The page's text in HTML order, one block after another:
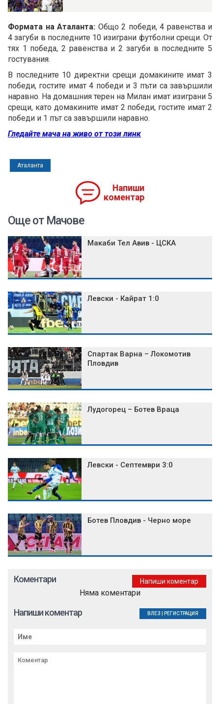
Формата на Аталанта: Общо 2 победи, 4 равенства и
4 загуби в последните 10 изиграни футболни срещи. От
тях 1 победа, 2 равенства и 2 загуби в последните 5
гостувания.
В последните 10 директни срещи домакините имат 3
победи, гостите имат 4 победи и 3 пъти са завършили
наравно. На домашния терен на Милан имат изиграни 5
срещи, като домакините имат 2 победи, гостите имат 2
победи и 1 път са завършили наравно.
Гледайте мача на живо от този линк
Аталанта
Напиши
коментар
Още от Мачове
Макаби Тел Авив - ЦСКА
Левски - Кайрат 1:0
Спартак Варна – Локомотив
Пловдив
Лудогорец – Ботев Враца
Левски - Септември 3:0
Ботев Пловдив - Черно море
Коментари Напиши коментар
Няма коментари
Напиши коментар ВЛЕЗ РЕГИСТРАЦИЯ